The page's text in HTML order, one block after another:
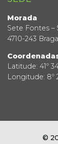
Morada
Sete Fontes –
4710-243 Braga
Latitude: 41º
Longitude: 8º
©